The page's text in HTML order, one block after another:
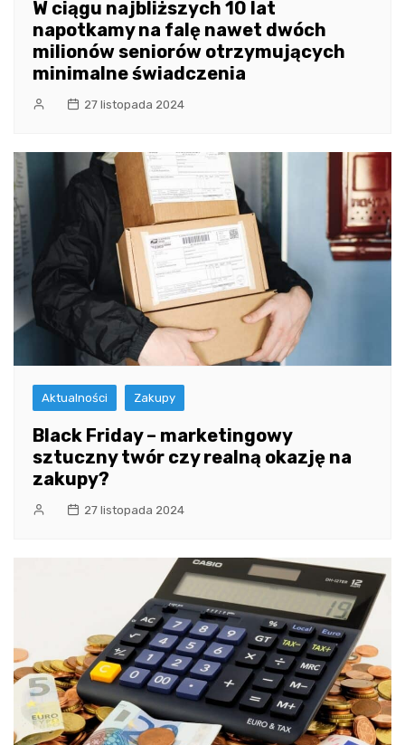
W ciągu najbliższych 10 lat
napotkamy na falę nawet dwóch
milionów seniorów otrzymujących
minimalne świadczenia
27 listopada 2024
Aktualności Zakupy
Black Friday – marketingowy
sztuczny twór czy realną okazję na
zakupy?
27 listopada 2024